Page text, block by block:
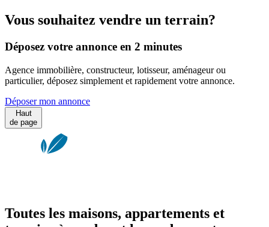
Vous souhaitez vendre un terrain?
Déposez votre annonce en 2 minutes
Agence immobilière, constructeur, lotisseur, aménageur ou
particulier, déposez simplement et rapidement votre annonce.
Déposer mon annonce
Haut
de page
Toutes les maisons, appartements et